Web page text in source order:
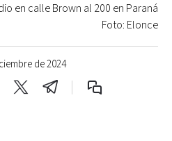
de 2024
en calle Brown al 200 en Paraná
Foto: Elonce